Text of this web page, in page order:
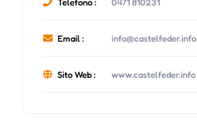
Telefono : 0471 810231
Email : info@castelfeder.info
Sito Web : www.castelfeder.info